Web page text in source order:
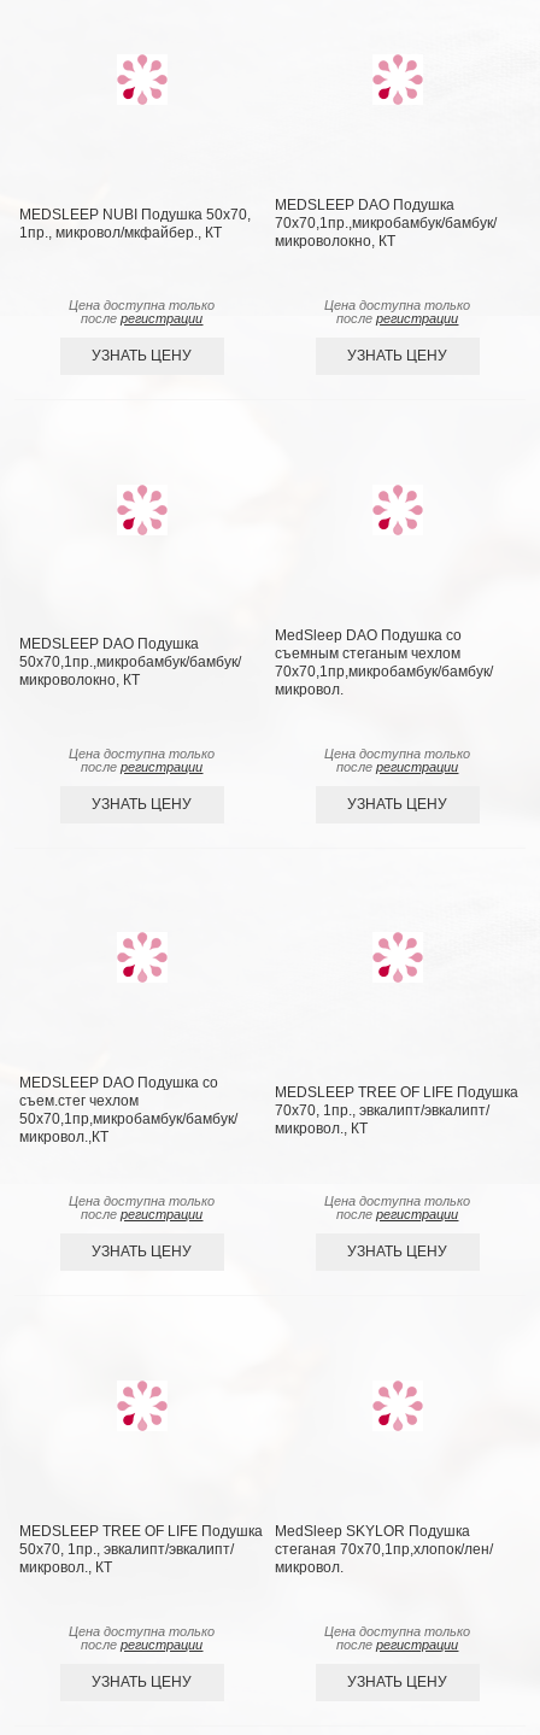
MEDSLEEP NUBI Подушка 50х70,
1пр., микровол/мкфайбер., КТ
Цена доступна только
послерегистрации
УЗНАТЬ ЦЕНУ
MEDSLEEP DAO Подушка
70х70,1пр.,микробамбук/бамбук/
микроволокно, КТ
Цена доступна только
послерегистрации
УЗНАТЬ ЦЕНУ
MEDSLEEP DAO Подушка
50х70,1пр.,микробамбук/бамбук/
микроволокно, КТ
Цена доступна только
послерегистрации
УЗНАТЬ ЦЕНУ
MedSleep DAO Подушка со
съемным стеганым чехлом
70х70,1пр,микробамбук/бамбук/
микровол.
Цена доступна только
послерегистрации
УЗНАТЬ ЦЕНУ
MEDSLEEP DAO Подушка со
съем.стег чехлом
50х70,1пр,микробамбук/бамбук/
микровол.,КТ
Цена доступна только
послерегистрации
УЗНАТЬ ЦЕНУ
MEDSLEEP TREE OF LIFE Подушка
70х70, 1пр., эвкалипт/эвкалипт/
микровол., КТ
Цена доступна только
послерегистрации
УЗНАТЬ ЦЕНУ
MEDSLEEP TREE OF LIFE Подушка
50х70, 1пр., эвкалипт/эвкалипт/
микровол., КТ
Цена доступна только
послерегистрации
УЗНАТЬ ЦЕНУ
MedSleep SKYLOR Подушка
стеганая 70х70,1пр,хлопок/лен/
микровол.
Цена доступна только
послерегистрации
УЗНАТЬ ЦЕНУ